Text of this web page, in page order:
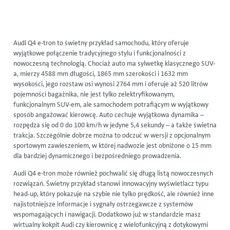
Audi Q4 e-tron to świetny przykład samochodu, który oferuje
wyjątkowe połączenie tradycyjnego stylu i funkcjonalności z
nowoczesną technologią. Chociaż auto ma sylwetkę klasycznego SUV-
a, mierzy 4588 mm długości, 1865 mm szerokości i 1632 mm
wysokości, jego rozstaw osi wynosi 2764 mm i oferuje aż 520 litrów
pojemności bagażnika, nie jest tylko zelektryfikowanym,
funkcjonalnym SUV-em, ale samochodem potrafiącym w wyjątkowy
sposób angażować kierowcę. Auto cechuje wyjątkowa dynamika –
rozpędza się od 0 do 100 km/h w jedyne 5,4 sekundy – a także świetna
trakcja. Szczególnie dobrze można to odczuć w wersji z opcjonalnym
sportowym zawieszeniem, w której nadwozie jest obniżone o 15 mm
dla bardziej dynamicznego i bezpośredniego prowadzenia.
Audi Q4 e-tron może również pochwalić się długą listą nowoczesnych
rozwiązań. Świetny przykład stanowi innowacyjny wyświetlacz typu
head-up, który pokazuje na szybie nie tylko prędkość, ale również inne
najistotniejsze informacje i sygnały ostrzegawcze z systemów
wspomagających i nawigacji. Dodatkowo już w standardzie masz
wirtualny kokpit Audi czy kierownicę z wielofunkcyjną z dotykowymi